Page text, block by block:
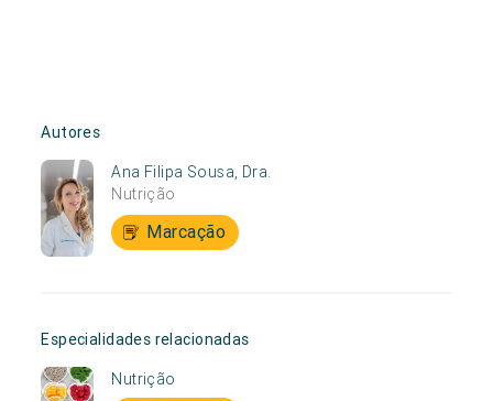
Autores
Ana Filipa Sousa, Dra.
Nutrição
Marcação
Especialidades relacionadas
Nutrição